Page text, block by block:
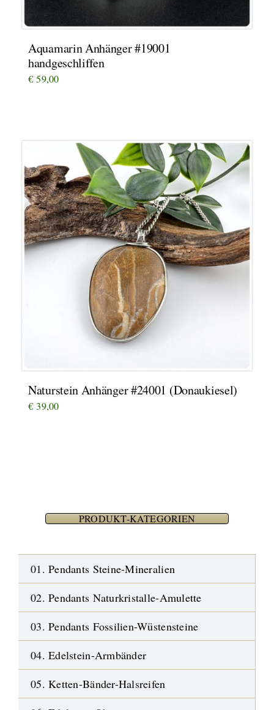
Aquamarin Anhänger #19001
handgeschliffen
€ 59,00
Naturstein Anhänger #24001 (Donaukiesel)
€ 39,00
PRODUKT-KATEGORIEN
01. Pendants Steine-Mineralien
02. Pendants Naturkristalle-Amulette
03. Pendants Fossilien-Wüstensteine
04. Edelstein-Armbänder
05. Ketten-Bänder-Halsreifen